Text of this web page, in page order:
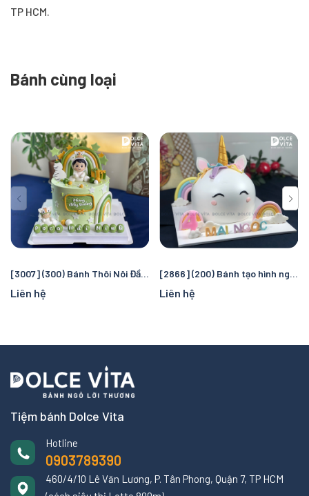
TP HCM.
Bánh cùng loại
[3007] (300) Bánh Thôi Nôi Đầy Tháng Bé Tuổi Ngựa - Tạo Hình Chú Ngựa Dễ Thương
Liên hệ
[2866] (200) Bánh tạo hình ngựa Pony (unicorn)
Liên hệ
Tiệm bánh Dolce Vita
Hotline
0903789390
460/4/10 Lê Văn Lương, P. Tân Phong, Quận 7, TP HCM